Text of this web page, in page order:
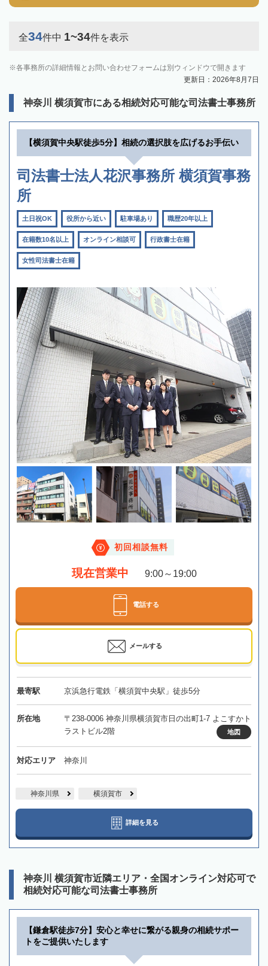
全34件中 1~34件を表示
各事務所の詳細情報とお問い合わせフォームは別ウィンドウで開きます
更新日：2026年8月7日
神奈川 横須賀市にある相続対応可能な司法書士事務所
【横須賀中央駅徒歩5分】相続の選択肢を広げるお手伝い
司法書士法人花沢事務所 横須賀事務
所
土日祝OK 役所から近い 駐車場あり 職歴20年以上
在籍数10名以上 オンライン相談可 行政書士在籍
女性司法書士在籍
初回相談無料
現在営業中 9:00～19:00
電話する
メールする
最寄駅 京浜急行電鉄「横須賀中央駅」徒歩5分
所在地
〒238-0006 神奈川県横須賀市日の出町1-7 よこすかト
ラストビル2階
地図
対応エリア 神奈川
神奈川県 横須賀市
詳細を見る
神奈川 横須賀市近隣エリア・全国オンライン対応可で
相続対応可能な司法書士事務所
【鎌倉駅徒歩7分】安心と幸せに繋がる親身の相続サポー
トをご提供いたします